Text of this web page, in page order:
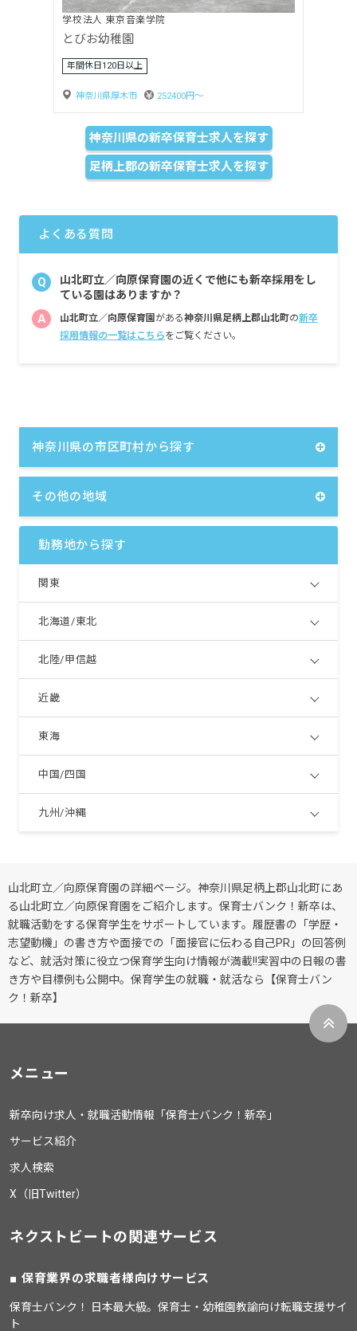
株式会社ニチイ学館
ニチイキッズ本鵠沼保育園
年間休日120日以上
神奈川県藤沢市 214650円〜
神奈川県の新卒保育士求人を探す
足柄上郡の新卒保育士求人を探す
よくある質問
Q
山北町立／向原保育園の近くで他にも新卒採用をし
ている園はありますか？
A 山北町立／向原保育園がある神奈川県足柄上郡山北町の新卒
採用情報の一覧はこちらをご覧ください。
神奈川県の市区町村から探す
その他の地域
勤務地から探す
関東
北海道/東北
北陸/甲信越
近畿
東海
中国/四国
九州/沖縄
山北町立／向原保育園の詳細ページ。神奈川県足柄上郡山北町にあ
る山北町立／向原保育園をご紹介します。保育士バンク！新卒は、
就職活動をする保育学生をサポートしています。履歴書の「学歴・
志望動機」の書き方や面接での「面接官に伝わる自己PR」の回答例
など、就活対策に役立つ保育学生向け情報が満載!!実習中の日報の書
き方や目標例も公開中。保育学生の就職・就活なら【保育士バン
ク！新卒】
メニュー
新卒向け求人・就職活動情報「保育士バンク！新卒」
サービス紹介
求人検索
X（旧Twitter）
ネクストビートの関連サービス
保育業界の求職者様向けサービス
保育士バンク！ 日本最大級。保育士・幼稚園教諭向け転職支援サイ
ト